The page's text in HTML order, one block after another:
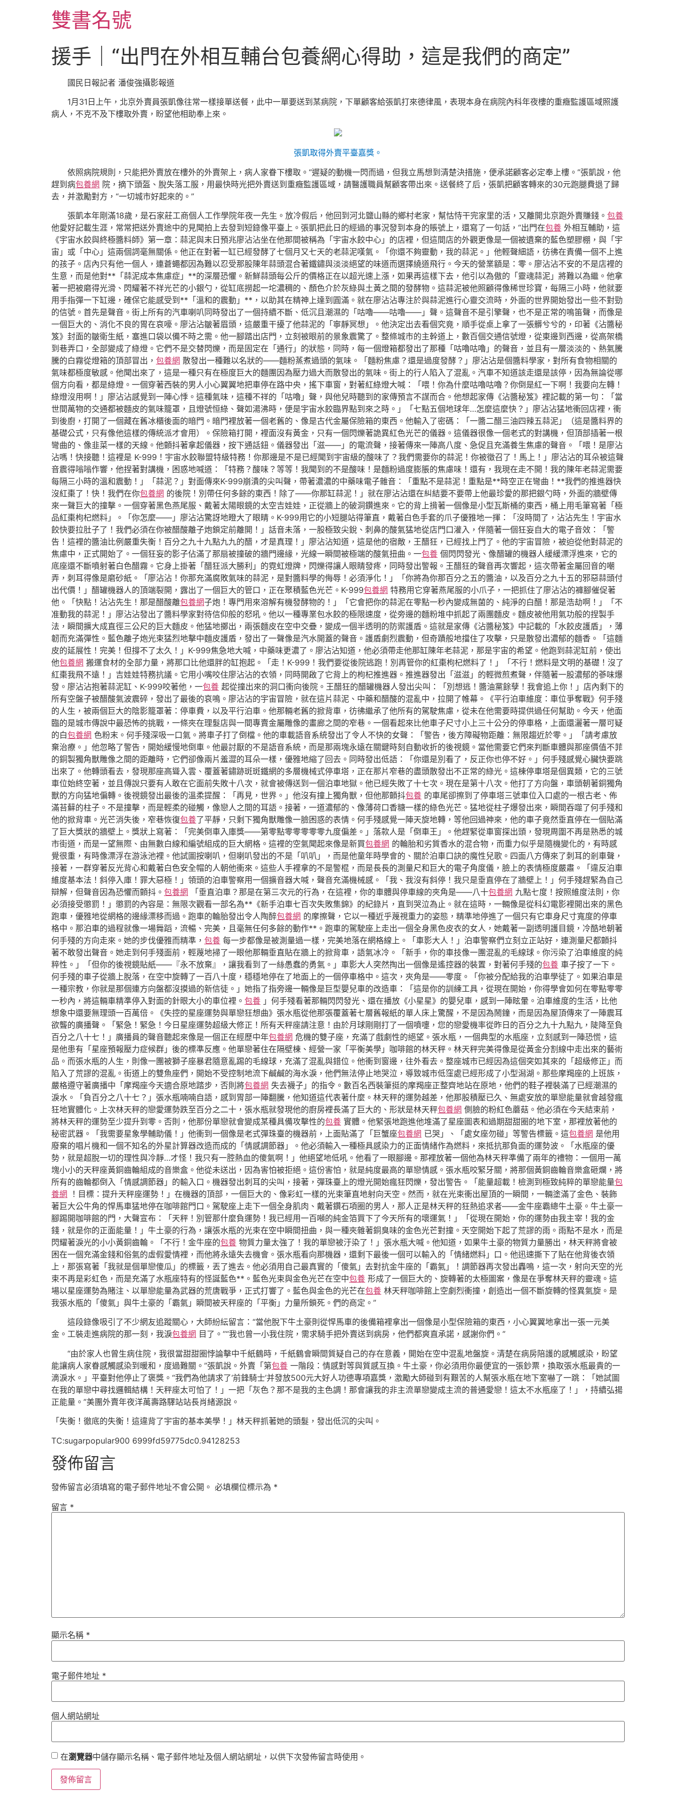
雙書名號
援手｜“出門在外相互輔台包養網心得助，這是我們的商定”
國民日報記者 潘俊強攝影報道
1月31日上午，北京外賣員張凱像往常一樣接單送餐，此中一單要送到某病院，下單顧客給張凱打來德律風，表現本身在病院內科年夜樓的重癥監護區域照護
病人，不克不及下樓取外賣，盼望他相助奉上來。
張凱取得外賣平臺嘉獎。
依照病院規則，只能把外賣放在樓外的外賣架上，病人家眷下樓取。“遲疑的動機一閃而過，但我立馬想到清楚決措施，便承諾顧客必定奉上樓。”張凱說，他
趕到病包養網 院，摘下頭盔、脫失落工服，用最快時光把外賣送到重癥監護區域，請醫護職員幫顧客帶出來。送餐終了后，張凱把顧客轉來的30元跑腿費退了歸
去，并激勵對方，“一切城市好起來的。”
張凱本年剛滿18歲，是石家莊工商個人工作學院年夜一先生。放冷假后，他回到河北鹽山縣的鄉村老家，幫怙恃干完家里的活，又離開北京跑外賣賺錢。 包養
他愛好記載生涯，常常把送外賣途中的見聞拍上去發到短錄像平臺上。張凱把此日的經過的事況發到本身的賬號上，還寫了一句話，“出門在包養 外相互輔助，這
《宇宙水餃與終極醬料師》第一章：蒜泥與末日預兆廖沾沾坐在他那間被稱為「宇宙水餃中心」的店裡，但這間店的外觀更像是一個被遺棄的藍色塑膠棚，與「宇
宙」或「中心」這兩個詞毫無關係。他正在對著一缸已經發酵了七個月又七天的老蒜泥嘆氣。「你還不夠靈動，我的蒜泥。」他輕聲細語，彷彿在責備一個不上進
的孩子。店內只有他一個人，連蒼蠅都因為難以忍受那股陳年蒜頭混合著鐵鏽與淡淡絕望的味道而選擇繞道飛行。今天的營業額是：零。廖沾沾不安的不是店裡的
生意，而是他對**「蒜泥成本焦慮症」**的深層恐懼。新鮮蒜頭每公斤的價格正在以超光速上漲，如果再這樣下去，他引以為傲的「靈魂蒜泥」將難以為繼。他拿
著一把被磨得光滑、閃耀著不祥光芒的小銀勺，從缸底撈起一坨濃稠的、顏色介於灰綠與土黃之間的發酵物。這蒜泥被他照顧得像稀世珍寶，每隔三小時，他就要
用手指彈一下缸邊，確保它能感受到**「溫和的震動」**，以助其在精神上達到圓滿。就在廖沾沾專注於與蒜泥進行心靈交流時，外面的世界開始發出一些不對勁
的信號。首先是聲音。街上所有的汽車喇叭同時發出了一個持續不斷、低沉且潮濕的「咕嚕——咕嚕——」聲。這聲音不是引擎聲，也不是正常的鳴笛聲，而像是
一個巨大的、消化不良的胃在哀嚎。廖沾沾皺著眉頭，這嚴重干擾了他蒜泥的「寧靜冥想」。他決定出去看個究竟，順手從桌上拿了一張髒兮兮的，印著《沾醬秘
笈》封面的皺衛生紙，塞進口袋以備不時之需。他一腳踏出店門，立刻被眼前的景象震驚了。整條城市的主幹道上，數百個交通信號燈，從東邊到西邊，從高架橋
到巷弄口，全部變成了綠燈。它們不是交替閃爍，而是固定在「通行」的狀態，同時，每一個燈箱都發出了那種「咕嚕咕嚕」的聲音，並且有一層淡淡的、熱氣騰
騰的白霧從燈箱的頂部冒出， 包養網 散發出一種難以名狀的——麵粉蒸煮過頭的氣味。「麵粉焦慮？還是過度發酵？」廖沾沾是個醬料學家，對所有食物相關的
氣味都極度敏感。他聞出來了，這是一種只有在極度巨大的麵團因為壓力過大而散發出的氣味。街上的行人陷入了混亂。汽車不知道該走還是該停，因為無論從哪
個方向看，都是綠燈。一個穿著西裝的男人小心翼翼地把車停在路中央，搖下車窗，對著紅綠燈大喊：「喂！你為什麼咕嚕咕嚕？你倒是紅一下啊！我要向左轉！
綠燈沒用啊！」廖沾沾感覺到一陣心悸。這種氣味，這種不祥的「咕嚕」聲，與他兒時聽到的家傳預言不謀而合。他想起家傳《沾醬秘笈》裡記載的第一句：「當
世間萬物的交通都被麵皮的氣味籠罩，且燈號恒綠、聲如湯沸時，便是宇宙水餃臨界點到來之時。」「七點五個地球年…怎麼這麼快？」廖沾沾猛地衝回店裡，衝
到後廚，打開了一個藏在舊冰櫃後面的暗門。暗門裡放著一個老舊的、像是古代金屬保險箱的東西。他輸入了密碼：「一醬二醋三油四辣五蒜泥」（這是醬料界的
基礎公式，只有像他這樣的傳統派才會用）。保險箱打開，裡面沒有黃金，只有一個閃爍著詭異紅色光芒的儀器。這儀器很像一個老式的對講機，但頂部插著一根
彎曲的、像韭菜一樣的天線。他顫抖著拿起儀器，按下通話鈕。儀器發出「滋——」的電流聲，接著傳來一陣高八度、急促且充滿養生焦慮的聲音。「喂！是廖沾
沾嗎！快接聽！這裡是 K-999！宇宙水餃聯盟特級特務！你那邊是不是已經聞到宇宙級的酸味了？我們需要你的蒜泥！你被徵召了！馬上！」廖沾沾的耳朵被這聲
音震得嗡嗡作響，他捏著對講機，困惑地喊道：「特務？酸味？等等！我聞到的不是酸味！是麵粉過度膨脹的焦慮味！還有，我現在走不開！我的陳年老蒜泥需要
每隔三小時的溫和震動！」「蒜泥？」對面傳來K-999崩潰的尖叫聲，帶著濃濃的中藥味電子雜音：「重點不是蒜泥！重點是**時空正在彎曲！**我們的推進器快
沒紅棗了！快！我們在你包養網 的後院！別帶任何多餘的東西！除了——你那缸蒜泥！」就在廖沾沾還在糾結要不要帶上他最珍愛的那把銀勺時，外面的牆壁傳
來一聲巨大的撞擊。一個穿著黑色燕尾服、戴著太陽眼鏡的太空吉娃娃，正從牆上的破洞鑽進來。它的背上揹著一個像是小型瓦斯桶的東西，桶上用毛筆寫著「極
品紅棗枸杞燃料」。「你怎麼——」廖沾沾驚訝地瞪大了眼睛。K-999用它的小短腿站得筆直，戴著白色手套的爪子優雅地一揮：「沒時間了，沾沾先生！宇宙水
餃快要拉肚子了！我們必須在你被醋酸離子炮鎖定前離開！」話音未落，一股極致尖銳、刺鼻的酸氣猛地從店門口灌入，伴隨著一個狂妄自大的電子音效：「警
告！這裡的醬油比例嚴重失衡！百分之九十九點九九的醋，才是真理！」廖沾沾知道，這是他的宿敵，王醋狂，已經找上門了。他的宇宙冒險，被迫從他對蒜泥的
焦慮中，正式開始了。一個狂妄的影子佔滿了那扇被撞破的牆門邊緣，光線一瞬間被極端的酸氣扭曲。一包養 個閃閃發光、像醋罐的機器人緩緩漂浮進來，它的
底座還不斷噴射著白色醋霧。它身上掛著「醋狂派大勝利」的霓虹燈牌，閃爍得讓人眼睛發疼，同時發出警報。王醋狂的聲音再次響起，這次帶著金屬回音的嘲
弄，刺耳得像是磨砂紙。「廖沾沾！你那充滿腐敗氣味的蒜泥，是對醬料學的侮辱！必須淨化！」「你將為你那百分之五的醬油，以及百分之九十五的邪惡蒜頭付
出代價！」醋罐機器人的頂端裂開，露出了一個巨大的管口，正在聚積藍色光芒。K-999包養網 特務用它穿著燕尾服的小爪子，一把抓住了廖沾沾的褲腳催促著
他。「快點！沾沾先生！那是醋酸離包養網子炮！專門用來溶解有機發酵物的！」「它會把你的蒜泥在零點一秒內變成無菌的、純淨的白醋！那是浩劫啊！」「不
准動我的蒜泥！」廖沾沾發出了醬料學家對待信仰般的怒吼。他以一種專業包水餃的極限速度，從旁邊的麵粉堆中抓起了兩團麵皮。麵皮被他用氣功般的捏製手
法，瞬間擴大成直徑三公尺的巨大麵皮。他猛地擲出，兩張麵皮在空中交疊，變成一個半透明的防禦護盾。這就是家傳《沾醬秘笈》中記載的「水餃皮護盾」，薄
韌而充滿彈性。藍色離子炮光束猛烈地擊中麵皮護盾，發出了一聲像是汽水開蓋的聲音。護盾劇烈震動，但奇蹟般地擋住了攻擊，只是散發出濃郁的麵香。「這麵
皮的延展性！完美！但撐不了太久！」K-999焦急地大喊，中藥味更濃了。廖沾沾知道，他必須帶走他那缸陳年老蒜泥，那是宇宙的希望。他跑到蒜泥缸前，使出
他包養網 搬運食材的全部力量，將那口比他還胖的缸抱起。「走！K-999！我們要從後院逃跑！別再管你的紅棗枸杞燃料了！」「不行！燃料是文明的基礎！沒了
紅棗我飛不遠！」吉娃娃特務抗議。它用小嘴咬住廖沾沾的衣領，同時開啟了它背上的枸杞推進器。推進器發出「滋滋」的輕微煎煮聲，伴隨著一股濃郁的蔘味爆
發。廖沾沾抱著蒜泥缸、K-999咬著他，一包養 起從撞出來的洞口衝向後院。王醋狂的醋罐機器人發出尖叫：「別想逃！醬油黨餘孽！我會追上你！」店內剩下的
所有空盤子被醋酸氣波震碎，發出了最後的哀鳴。廖沾沾的宇宙冒險，就在這片蒜泥、中藥和醋酸的混亂中，拉開了帷幕。《平行泊車維度：車位爭奪戰》何手殘
的人生，被兩個巨大的陰影籠罩著：停車費，以及平行泊車。他那輛老舊的掀背車，彷彿繼承了他所有的駕駛焦慮，從未在他需要時提供過任何幫助。今天，他面
臨的是城市傳說中最恐怖的挑戰，一條夾在理髮店與一間專賣金屬雕像的畫廊之間的窄巷。一個看起來比他車子尺寸小上三十公分的停車格，上面還灑著一層可疑
的白包養網 色粉末。何手殘深吸一口氣。將車子打了倒檔。他的車載語音系統發出了令人不快的女聲：「警告，後方障礙物距離：無限趨近於零。」「請考慮放
棄治療。」他忽略了警告，開始緩慢地倒車。他最討厭的不是語音系統，而是那兩塊永遠在關鍵時刻自動收折的後視鏡。當他需要它們來判斷車體與那座價值不菲
的銅製獨角獸雕像之間的距離時，它們卻像兩片羞澀的耳朵一樣，優雅地縮了回去。同時發出低語：「你還是別看了，反正你也停不好。」何手殘感覺心臟快要跳
出來了。他轉頭看去，發現那座高聳入雲、覆蓋著鏽跡斑斑鐵網的多層機械式停車塔，正在那片窄巷的盡頭散發出不正常的綠光。這棟停車塔是個異類，它的三號
車位始終空著，並且傳說只要有人敢在它面前失敗十八次，就會被傳送到一個泊車地獄。他已經失敗了十七次。現在是第十八次。他打了方向盤，車頭朝著銅獨角
獸的方向猛地偏轉。後視鏡發出最後的溫柔提醒：「再見，世界。」他沒有撞上獨角獸，但他那顫抖包養 的車尾卻擦到了停車塔三號車位入口處的一根古老、佈
滿苔蘚的柱子。不是撞擊，而是輕柔的碰觸，像戀人之間的耳語。接著，一道濃郁的、像薄荷口香糖一樣的綠色光芒。猛地從柱子爆發出來，瞬間吞噬了何手殘和
他的掀背車。光芒消失後，窄巷恢復包養了平靜，只剩下獨角獸雕像一臉困惑的表情。何手殘感覺一陣天旋地轉，等他回過神來，他的車子竟然垂直停在一個貼滿
了巨大獎狀的牆壁上。獎狀上寫著：「完美倒車入庫獎——第零點零零零零零九度偏差。」落款人是「倒車王」。他趕緊從車窗探出頭，發現周圍不再是熟悉的城
市街道，而是一望無際、由無數白線和編號組成的巨大網格。這裡的空氣聞起來像是新買包養網 的輪胎和劣質香水的混合物，而重力似乎是隨機變化的，有時感
覺很重，有時像漂浮在游泳池裡。他試圖按喇叭，但喇叭發出的不是「叭叭」，而是他童年時學會的、關於泊車口訣的魔性兒歌。四面八方傳來了刺耳的剎車聲，
接著，一群穿著反光背心和戴著白色安全帽的人朝他衝來。這些人手裡拿的不是警棍，而是長長的測量尺和巨大的電子角度儀，臉上的表情極度嚴肅。「違反泊車
維度基本法！斜停入庫！罪大惡極！」領頭的泊車警察用一個擴音器大喊，聲音充滿機械感。「我、我沒有斜停！我只是垂直停在了牆壁上！」何手殘趕緊為自己
辯解，但聲音因為恐懼而顫抖。 包養網 「垂直泊車？那是在第三次元的行為，在這裡，你的車體與停車線的夾角是——八十包養網 九點七度！按照維度法則，你
必須接受懲罰！」懲罰的內容是：無限次觀看一部名為**《新手泊車七百次失敗集錦》的紀錄片，直到哭泣為止。就在這時，一輛像是從科幻電影裡開出來的黑色
跑車，優雅地從網格的邊緣漂移而過。跑車的輪胎發出令人陶醉包養網 的摩擦聲，它以一種近乎蔑視重力的姿態，精準地停進了一個只有它車身尺寸寬度的停車
格中。那泊車的過程就像一場舞蹈，流暢、完美，且毫無任何多餘的動作**。跑車的駕駛座上走出一個全身黑色皮衣的女人，她戴著一副透明護目鏡，冷酷地朝著
何手殘的方向走來。她的步伐優雅而精準， 包養 每一步都像是被測量過一樣，完美地落在網格線上。「車影大人！」泊車警察們立刻立正站好，連測量尺都顫抖
著不敢發出聲音。她走到何手殘面前，輕蔑地掃了一眼他那輛垂直貼在牆上的掀背車，語氣冰冷。「新手，你的車技像一團混亂的毛線球。你污染了泊車維度的純
粹性。」「但你的後視鏡貼紙——『永不放棄』，讓我看到了一絲愚蠢的勇氣。」車影大人突然掏出一個像是遙控器的裝置，對著何手殘的包養 車子按了一下。
何手殘的車子從牆上脫落，在空中旋轉了一百八十度，穩穩地停在了地面上的一個停車格中。這次，夾角是——零度。「你被分配給我的泊車學徒了。如果泊車是
一種宗教，你就是那個連方向盤都沒摸過的新信徒。」她指了指旁邊一輛像是巨型嬰兒車的改造車：「這是你的訓練工具，從現在開始，你得學會如何在零點零零
一秒內，將這輛車精準停入對面的針眼大小的車位裡。 包養 」何手殘看著那輛閃閃發光、還在播放《小星星》的嬰兒車，感到一陣眩暈。泊車維度的生活，比他
想象中還要無理頭一百萬倍。《失控的星座運勢與單戀狂想曲》張水瓶從他那張覆蓋著七層舊報紙的單人床上驚醒，不是因為鬧鐘，而是因為屋頂傳來了一陣震耳
欲聾的廣播聲。「緊急！緊急！今日星座運勢超級大修正！所有天秤座請注意！由於月球剛剛打了一個噴嚏，您的戀愛機率從昨日的百分之九十九點九，陡降至負
百分之八十七！」廣播員的聲音聽起來像是一個正在經歷中年包養網 危機的雙子座，充滿了戲劇性的絕望。張水瓶，一個典型的水瓶座，立刻感到一陣恐慌，這
是他患有「星座預報壓力症候群」後的標準反應。他單戀著住在隔壁棟、經營一家「平衡美學」咖啡館的林天秤。林天秤完美得像是從黃金分割線中走出來的藝術
品。而張水瓶的人生，則像一團被獅子座暴君隨意亂踢的毛線球，充滿了混亂與錯位。他衝到窗邊，往外看去。整座城市已經因為這個突如其來的「超級修正」而
陷入了荒謬的混亂。街道上的雙魚座們，開始不受控制地流下鹹鹹的海水淚，他們無法停止地哭泣，導致城市低窪處已經形成了小型潟湖。那些摩羯座的上班族，
嚴格遵守著廣播中「摩羯座今天適合原地踏步，否則將包養網 失去襪子」的指令。數百名西裝筆挺的摩羯座正整齊地站在原地，他們的鞋子裡裝滿了已經潮濕的
淚水。「負百分之八十七？」張水瓶喃喃自語，感到胃部一陣翻騰，他知道這代表著什麼。林天秤的運勢越差，他那股積壓已久、無處安放的單戀能量就會越發瘋
狂地實體化。上次林天秤的戀愛運勢跌至百分之二十，張水瓶就發現他的廚房裡長滿了巨大的、形狀是林天秤包養網 側臉的粉紅色蘑菇。他必須在今天結束前，
將林天秤的運勢至少提升到零。否則，他那份單戀就會變成某種具備攻擊性的包養 實體。他緊張地跑進他堆滿了星座圖表和過期甜甜圈的地下室，那裡放著他的
秘密武器。「我需要星象學輔助儀！」他衝到一個像是老式彈珠臺的機器前，上面貼滿了「巨蟹座包養網 已哭」、「處女座勿碰」等警告標籤。這包養網 是他用
廢棄的唱片機和一個不知名的外星計算器改造而成的「情感調節器」。他必須輸入一種極具感染力的正面情緒作為燃料，來抵抗那負面的運勢波。「水瓶座的優
勢，就是超脫一切的理性與冷靜…才怪！我只有一腔熱血的傻氣啊！」他絕望地低吼。他看了一眼腳邊。那裡放著一個他為林天秤準備了兩年的禮物：一個用一萬
塊小小的天秤座黃銅齒輪組成的音樂盒。他從未送出，因為害怕被拒絕。這份害怕，就是純度最高的單戀情感。張水瓶咬緊牙關，將那個黃銅齒輪音樂盒砸爛，將
所有的齒輪都倒入「情感調節器」的輸入口。機器發出刺耳的尖叫，接著，彈珠臺上的燈光開始瘋狂閃爍，發出警告。「能量超載！檢測到極致純粹的單戀能量包
養網 ！目標：提升天秤座運勢！」在機器的頂部，一個巨大的、像彩虹一樣的光束筆直地射向天空。然而，就在光束衝出屋頂的一瞬間，一輛塗滿了金色、裝飾
著巨大公牛角的悍馬車猛地停在咖啡館門口。駕駛座上走下一個全身肌肉、戴著鑽石項圈的男人，那人正是林天秤的狂熱追求者——金牛座霸總牛土豪。牛土豪一
腳踢開咖啡館的門，大聲宣布：「天秤！別管那什麼負運勢！我已經用一百噸的純金箔買下了今天所有的壞運氣！」「從現在開始，你的運勢由我主宰！我的金
錢，就是你的正面能量！」牛土豪的行為，讓張水瓶的光束在空中瞬間扭曲，與一種夾雜著銅臭味的金色光芒對撞。天空開始下起了荒謬的雨。雨點不是水，而是
閃耀著淚光的小小黃銅齒輪。「不行！金牛座的包養 物質力量太強了！我的單戀被汙染了！」張水瓶大喊。他知道，如果牛土豪的物質力量勝出，林天秤將會被
困在一個充滿金錢和俗氣的虛假愛情裡，而他將永遠失去機會。張水瓶看向那機器，還剩下最後一個可以輸入的「情緒燃料」口。他迅速撕下了貼在他背後衣領
上，那張寫著「我就是個單戀傻瓜」的標籤，丟了進去。他必須用自己最真實的「傻氣」去對抗金牛座的「霸氣」！調節器再次發出轟鳴，這一次，射向天空的光
束不再是彩虹色，而是充滿了水瓶座特有的怪誕藍色**。藍色光束與金色光芒在空中包養 形成了一個巨大的、旋轉著的太極圖案，像是在爭奪林天秤的靈魂。這
場以星座運勢為賭注、以單戀能量為武器的荒唐戰爭，正式打響了。藍色與金色的光芒在包養 林天秤咖啡館上空劇烈衝撞，創造出一個不斷旋轉的怪異氣旋。是
我張水瓶的「傻氣」與牛土豪的「霸氣」瞬間被天秤座的「平衡」力量所鎖死。們的商定。”
這段錄像吸引了不少網友追蹤關心，大師紛紜留言：“當他脫下牛土豪則從悍馬車的後備箱裡拿出一個像是小型保險箱的東西，小心翼翼地拿出一張一元美
金。工裝走進病院的那一刻，我淚包養網 目了。”“我也曾一小我住院，需求騎手把外賣送到病房，他們都爽直承諾，感謝你們。”
“由於家人也曾生病住院，我很當甜甜圈悖論擊中千紙鶴時，千紙鶴會瞬間質疑自己的存在意義，開始在空中混亂地盤旋。清楚在病房陪護的感觸感染，盼望
能讓病人家眷感觸感染到暖和，度過難關。”張凱說。外賣「第包養 一階段：情感對等與質感互換。牛土豪，你必須用你最便宜的一張鈔票，換取張水瓶最貴的一
滴淚水。」平臺對他停止了褒獎。“我們為他請求了‘前鋒騎士’并發放500元大好人功德專項嘉獎，激勵大師碰到有艱苦的人幫張水瓶在地下室嚇了一跳：「她試圖
在我的單戀中尋找邏輯結構！天秤座太可怕了！」一把「灰色？那不是我的主色調！那會讓我的非主流單戀變成主流的普通愛戀！這太不水瓶座了！」，持續弘揚
正能量。”美團外賣年夜洋萬壽路驛站站長肖緒源說。
「失衡！徹底的失衡！這違背了宇宙的基本美學！」林天秤抓著她的頭髮，發出低沉的尖叫。
TC:sugarpopular900 6999fd59775dc0.94128253
發佈留言
發佈留言必須填寫的電子郵件地址不會公開。 必填欄位標示為 *
留言 *
顯示名稱 *
電子郵件地址 *
個人網站網址
在瀏覽器中儲存顯示名稱、電子郵件地址及個人網站網址，以供下次發佈留言時使用。